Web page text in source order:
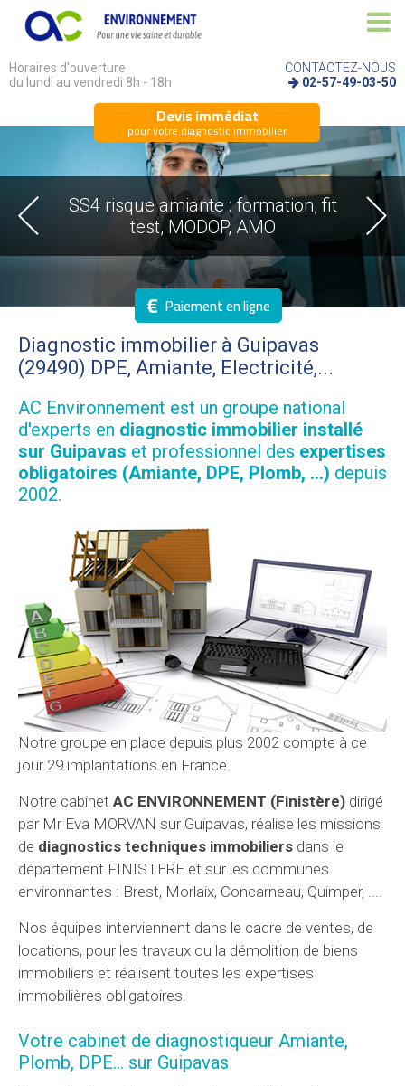
Horaires d'ouverture
du lundi au vendredi 8h - 18h
CONTACTEZ-NOUS
02-57-49-03-50
Devis immédiat
pour votre diagnostic immobilier
€ Paiement en ligne
SS4 risque amiante : formation, fit
test, MODOP, AMO
Diagnostic immobilier à Guipavas
(29490) DPE, Amiante, Electricité,...
AC Environnement est un groupe national
d'experts en diagnostic immobilier installé
sur Guipavas et professionnel des expertises
obligatoires (Amiante, DPE, Plomb, ...) depuis
2002.
Notre groupe en place depuis plus 2002 compte à ce
jour 29 implantations en France.
Notre cabinet AC ENVIRONNEMENT (Finistère) dirigé
par Mr Eva MORVAN sur Guipavas, réalise les missions
de diagnostics techniques immobiliers dans le
département FINISTERE et sur les communes
environnantes : Brest, Morlaix, Concarneau, Quimper, ....
Nos équipes interviennent dans le cadre de ventes, de
locations, pour les travaux ou la démolition de biens
immobiliers et réalisent toutes les expertises
immobilières obligatoires.
Votre cabinet de diagnostiqueur Amiante,
Plomb, DPE... sur Guipavas